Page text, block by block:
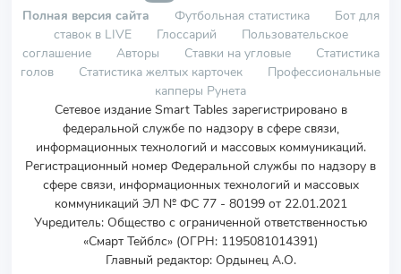
Полная версия сайта Футбольная статистика
Бот для
ставок в LIVE
Глоссарий
Пользовательское
соглашение
Авторы Ставки на угловые
Статистика
голов
Статистика желтых карточек
Профессиональные
капперы Рунета
Сетевое издание Smart Tables зарегистрировано в
федеральной службе по надзору в сфере связи,
информационных технологий и массовых коммуникаций.
Регистрационный номер Федеральной службы по надзору в
сфере связи, информационных технологий и массовых
коммуникаций ЭЛ № ФС 77 - 80199 от 22.01.2021
Учредитель: Общество с ограниченной ответственностью
«Смарт Тейблс» (ОГРН: 1195081014391)
Главный редактор: Ордынец А.О.